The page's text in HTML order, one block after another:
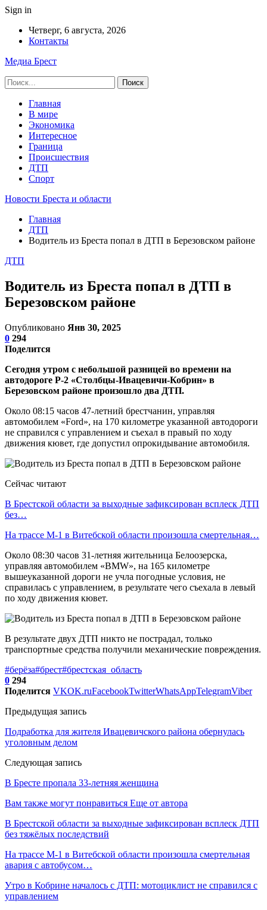
Sign in
Четверг, 6 августа, 2026
Контакты
Медиа Брест
Главная
В мире
Экономика
Интересное
Граница
Происшествия
ДТП
Спорт
Новости Бреста и области
Главная
ДТП
Водитель из Бреста попал в ДТП в Березовском районе
ДТП
Водитель из Бреста попал в ДТП в
Березовском районе
Опубликовано Янв 30, 2025
0 294
Поделится
Сегодня утром с небольшой разницей во времени на
автодороге Р-2 «Столбцы-Ивацевичи-Кобрин» в
Березовском районе произошло два ДТП.
Около 08:15 часов 47-летний брестчанин, управляя
автомобилем «Ford», на 170 километре указанной автодороги
не справился с управлением и съехал в правый по ходу
движения кювет, где допустил опрокидывание автомобиля.
Сейчас читают
В Брестской области за выходные зафиксирован всплеск ДТП
без…
На трассе М-1 в Витебской области произошла смертельная…
Около 08:30 часов 31-летняя жительница Белоозерска,
управляя автомобилем «BMW», на 165 километре
вышеуказанной дороги не учла погодные условия, не
справилась с управлением, в результате чего съехала в левый
по ходу движения кювет.
В результате двух ДТП никто не пострадал, только
транспортные средства получили механические повреждения.
#берёза#брест#брестская_область
0 294
Поделится VKOK.ruFacebookTwitterWhatsAppTelegramViber
Предыдущая запись
Подработка для жителя Ивацевичского района обернулась
уголовным делом
Следующая запись
В Бресте пропала 33-летняя женщина
Вам также могут понравиться Еще от автора
В Брестской области за выходные зафиксирован всплеск ДТП
без тяжёлых последствий
На трассе М-1 в Витебской области произошла смертельная
авария с автобусом…
Утро в Кобрине началось с ДТП: мотоциклист не справился с
управлением